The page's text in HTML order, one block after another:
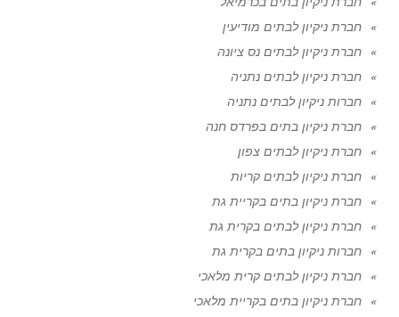
חברת ניקיון לבתים מודיעין
חברת ניקיון לבתים נס ציונה
חברת ניקיון לבתים נתניה
חברות ניקיון לבתים נתניה
חברת ניקיון בתים בפרדס חנה
חברת ניקיון לבתים צפון
חברת ניקיון לבתים קריות
חברת ניקיון בתים בקריית גת
חברת ניקיון לבתים בקרית גת
חברות ניקיון בתים בקרית גת
חברת ניקיון לבתים קרית מלאכי
חברת ניקיון בתים בקריית מלאכי